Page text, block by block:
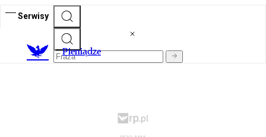
Serwisy
Pieniądze